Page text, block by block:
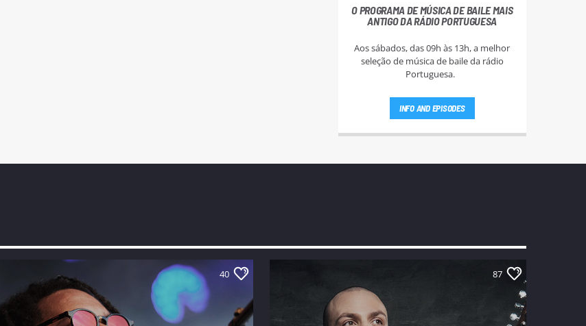
O PROGRAMA DE MÚSICA DE BAILE MAIS
ANTIGO DA RÁDIO PORTUGUESA
Aos sábados, das 09h às 13h, a melhor
seleção de música de baile da rádio
INFO AND EPISODES
40 87